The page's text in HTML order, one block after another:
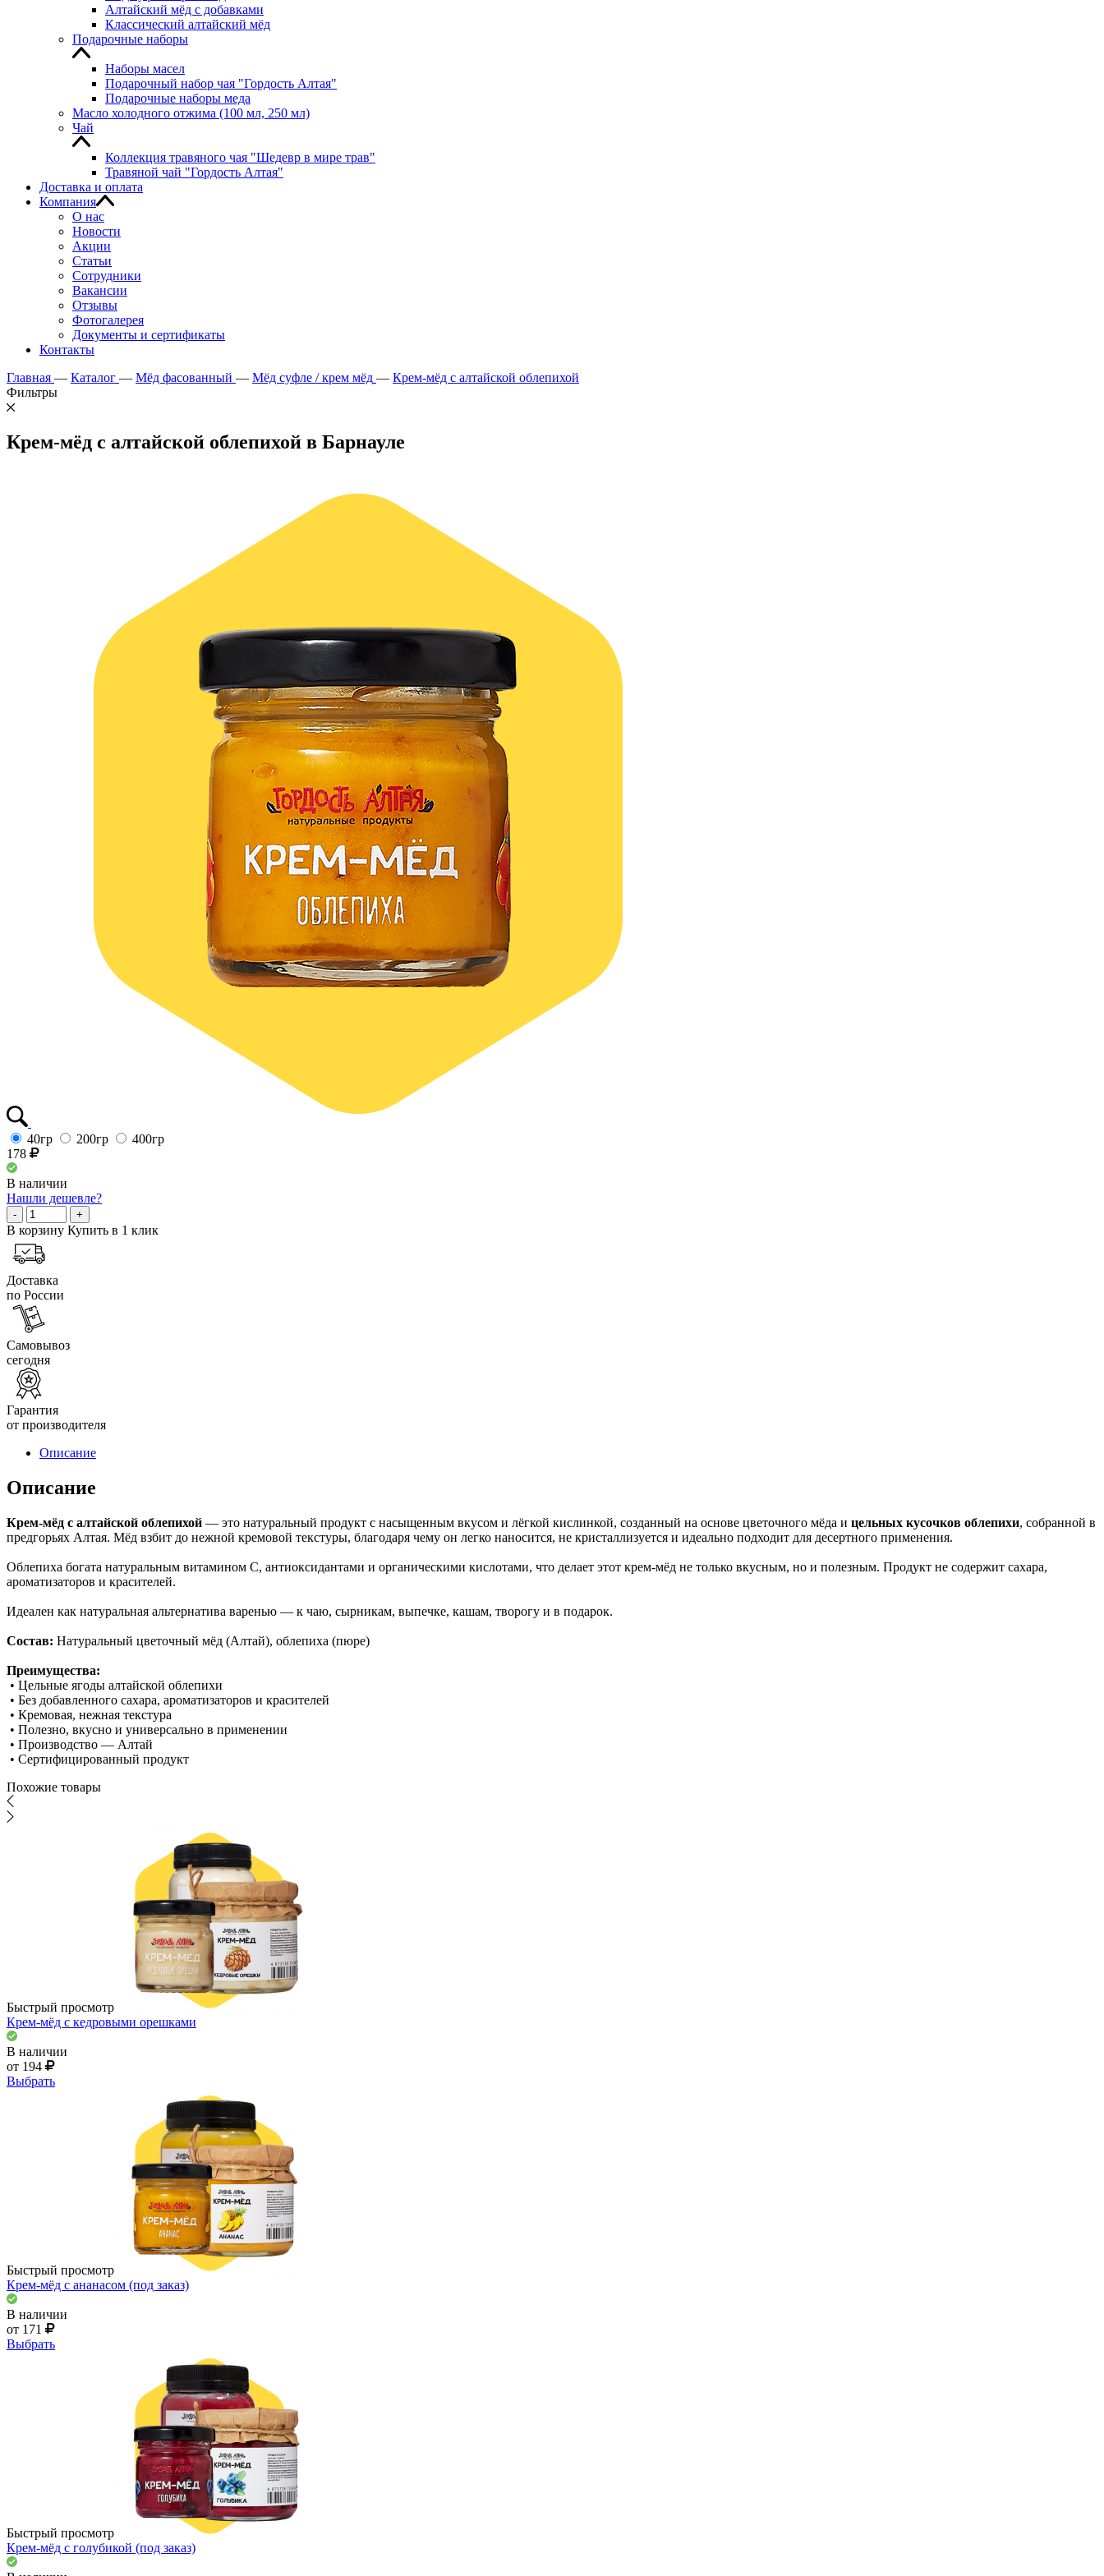
Алтайский мёд с добавками
Классический алтайский мёд
Подарочные наборы
Наборы масел
Подарочный набор чая "Гордость Алтая"
Подарочные наборы меда
Масло холодного отжима (100 мл, 250 мл)
Чай
Коллекция травяного чая "Шедевр в мире трав"
Травяной чай "Гордость Алтая"
Доставка и оплата
Компания
О нас
Новости
Акции
Статьи
Сотрудники
Вакансии
Отзывы
Фотогалерея
Документы и сертификаты
Контакты
Главная — Каталог — Мёд фасованный — Мёд суфле / крем мёд — Крем-мёд с алтайской облепихой
Фильтры
Крем-мёд с алтайской облепихой в Барнауле
40гр 200гр
400гр
178
В наличии
Нашли дешевле?
- +
В корзину Купить в 1 клик
Доставка
по России
Самовывоз
сегодня
Гарантия
от производителя
Описание
Описание
Крем-мёд с алтайской облепихой — это натуральный продукт с насыщенным вкусом и лёгкой кислинкой, созданный на основе цветочного мёда и цельных кусочков облепихи, собранной в
предгорьях Алтая. Мёд взбит до нежной кремовой текстуры, благодаря чему он легко наносится, не кристаллизуется и идеально подходит для десертного применения.
Облепиха богата натуральным витамином C, антиоксидантами и органическими кислотами, что делает этот крем-мёд не только вкусным, но и полезным. Продукт не содержит сахара,
ароматизаторов и красителей.
Идеален как натуральная альтернатива варенью — к чаю, сырникам, выпечке, кашам, творогу и в подарок.
Состав: Натуральный цветочный мёд (Алтай), облепиха (пюре)
Преимущества:
• Цельные ягоды алтайской облепихи
• Без добавленного сахара, ароматизаторов и красителей
• Кремовая, нежная текстура
• Полезно, вкусно и универсально в применении
• Производство — Алтай
• Сертифицированный продукт
Похожие товары
Быстрый просмотр
Крем-мёд с кедровыми орешками
В наличии
от 194
Выбрать
Быстрый просмотр
Крем-мёд с ананасом (под заказ)
В наличии
от 171
Выбрать
Быстрый просмотр
Крем-мёд с голубикой (под заказ)